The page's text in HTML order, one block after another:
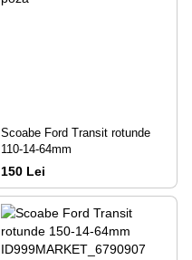
Scoabe Ford Transit rotunde
110-14-64mm
150 Lei